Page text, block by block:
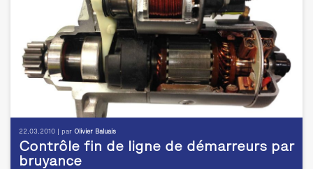
22.03.2010 | par Olivier Baluais
Contrôle fin de ligne de démarreurs par
bruyance